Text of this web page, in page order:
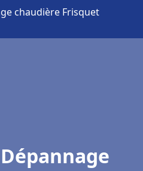
chaudière Frisquet